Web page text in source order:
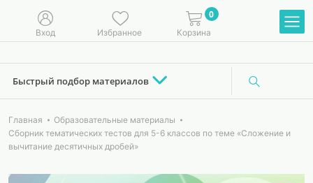
Вход Избранное
0
Корзина
Быстрый подбор материалов
Главная
Образовательные материалы
Сборник тематических тестов для 5-6 классов по теме «Сложение и
вычитание десятичных дробей»